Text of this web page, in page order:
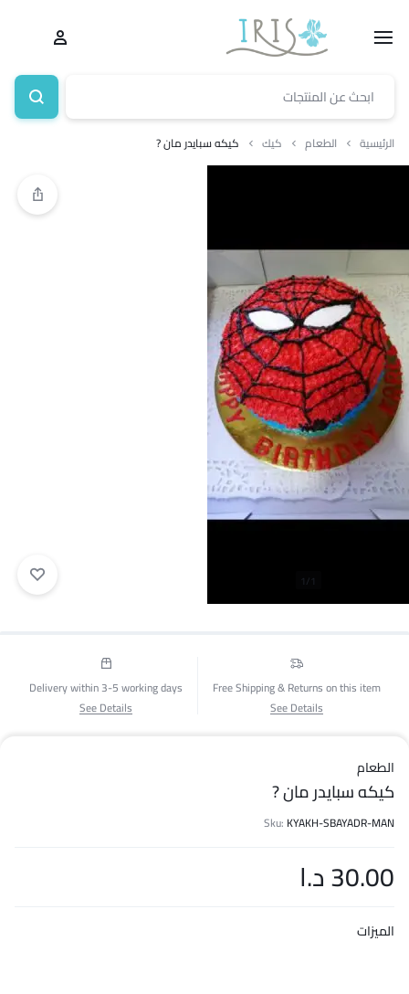
الرئيسية الطعام كيك كيكه سبايدر مان ?
1/1
Free Shipping & Returns on this item
See Details
Delivery within 3-5 working days
See Details
الطعام
كيكه سبايدر مان ?
Sku: KYAKH-SBAYADR-MAN
30.00د.ا
الميزات